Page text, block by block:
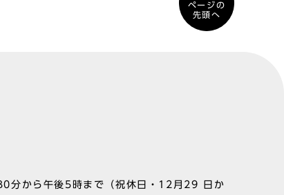
ページの
先頭へ
分から午後5時まで（祝休日・12月29 日か